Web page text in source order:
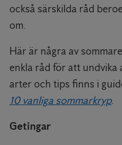
också särskilda råd
om.
Här är några av
enkla råd för att
arter och tips finns i
10 vanliga sommarkryp.
Getingar